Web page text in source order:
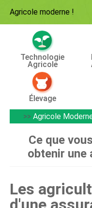
Agricole moderne !
Technologie
Agricole
Élevage
>> Agricole
Ce que
obtenir une
Les